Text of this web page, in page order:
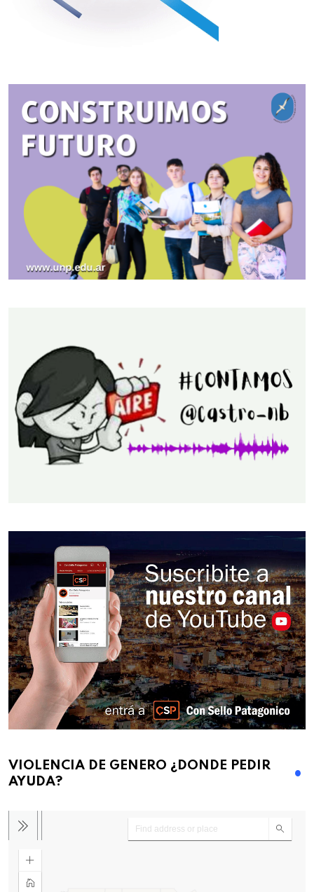
VIOLENCIA DE GENERO ¿DONDE PEDIR
AYUDA?